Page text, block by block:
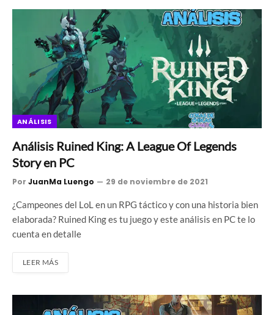
ANÁLISIS
Análisis Ruined King: A League Of Legends
Story en PC
Por JuanMa Luengo 29 de noviembre de 2021
¿Campeones del LoL en un RPG táctico y con una historia bien
elaborada? Ruined King es tu juego y este análisis en PC te lo
cuenta en detalle
LEER MÁS